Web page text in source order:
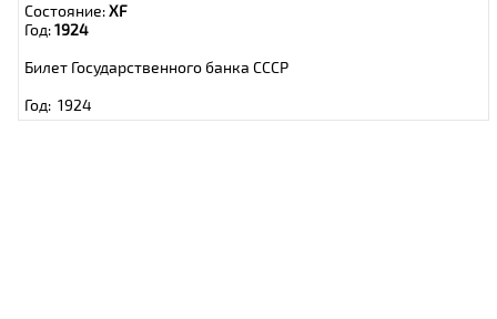
Состояние:XF
Год:1924
Билет Государственного банка СССР
Год: 1924